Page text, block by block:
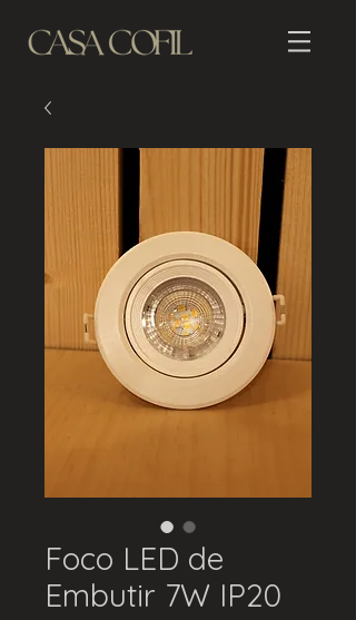
Foco LED de
Embutir 7W IP20